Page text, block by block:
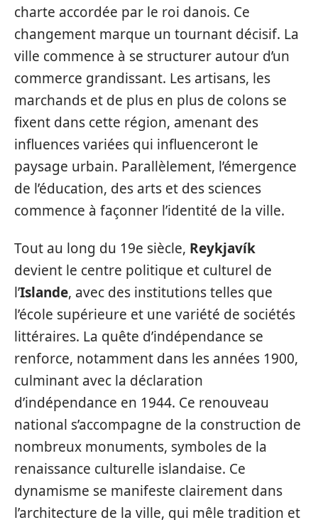
charte accordée par le roi danois. Ce
changement marque un tournant décisif. La
ville commence à se structurer autour d’un
commerce grandissant. Les artisans, les
marchands et de plus en plus de colons se
fixent dans cette région, amenant des
influences variées qui influenceront le
paysage urbain. Parallèlement, l’émergence
de l’éducation, des arts et des sciences
commence à façonner l’identité de la ville.
Tout au long du 19e siècle, Reykjavík
devient le centre politique et culturel de
l’Islande, avec des institutions telles que
l’école supérieure et une variété de sociétés
littéraires. La quête d’indépendance se
renforce, notamment dans les années 1900,
culminant avec la déclaration
d’indépendance en 1944. Ce renouveau
national s’accompagne de la construction de
nombreux monuments, symboles de la
renaissance culturelle islandaise. Ce
dynamisme se manifeste clairement dans
l’architecture de la ville, qui mêle tradition et